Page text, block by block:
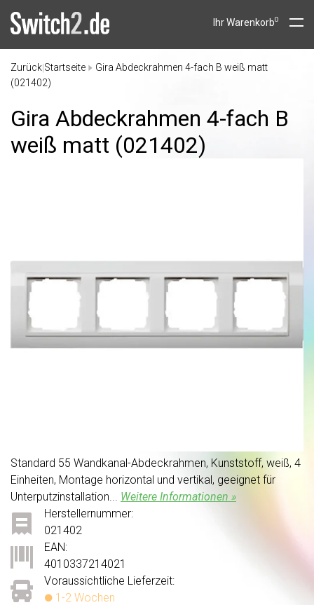
Ihr Warenkorb0
Zurück Startseite
Gira Abdeckrahmen 4-fach B weiß matt
(021402)
Gira Abdeckrahmen 4-fach B
weiß matt (021402)
Standard 55 Wandkanal-Abdeckrahmen, Kunststoff, weiß, 4
Einheiten, Montage horizontal und vertikal, geeignet für
Unterputzinstallation... Weitere Informationen »
Voraussichtliche Lieferzeit:
1-2 Wochen
Herstellernummer:
021402
EAN:
4010337214021